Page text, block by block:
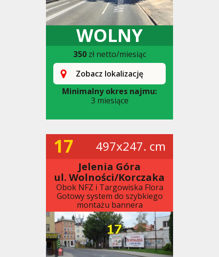
WOLNY
350zł netto/miesiąc
Zobacz lokalizację
Minimalny okres najmu:
3 miesiące
17 497x247. cm
Jelenia Góra
ul. Wolności/Korczaka
Obok NFZ i Targowiska Flora
Gotowy system do szybkiego
montażu bannera